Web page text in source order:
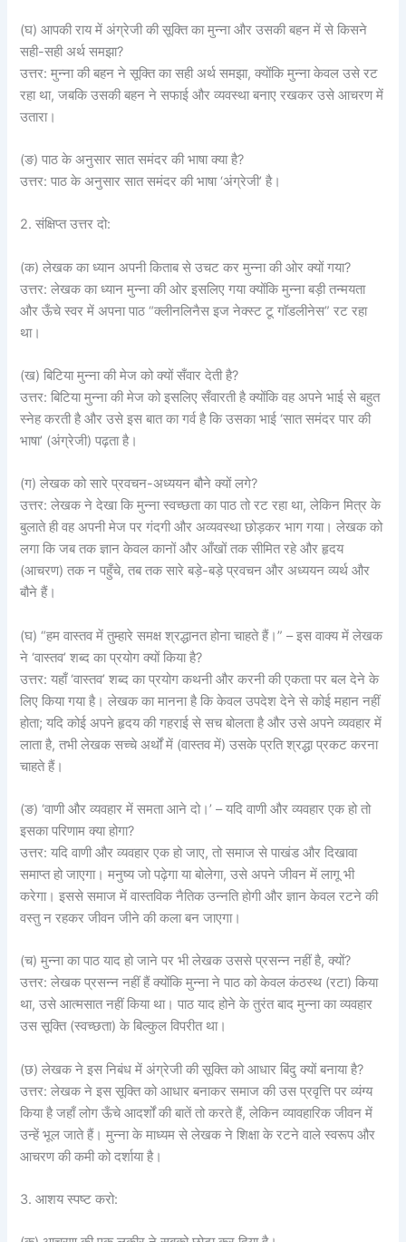
(घ) आपकी राय में अंग्रेजी की सूक्ति का मुन्ना और उसकी बहन में से किसने
सही-सही अर्थ समझा?
उत्तर: मुन्ना की बहन ने सूक्ति का सही अर्थ समझा, क्योंकि मुन्ना केवल उसे रट
रहा था, जबकि उसकी बहन ने सफाई और व्यवस्था बनाए रखकर उसे आचरण में
उतारा।
(ङ) पाठ के अनुसार सात समंदर की भाषा क्या है?
उत्तर: पाठ के अनुसार सात समंदर की भाषा ‘अंग्रेजी’ है।
2. संक्षिप्त उत्तर दो:
(क) लेखक का ध्यान अपनी किताब से उचट कर मुन्ना की ओर क्यों गया?
उत्तर: लेखक का ध्यान मुन्ना की ओर इसलिए गया क्योंकि मुन्ना बड़ी तन्मयता
और ऊँचे स्वर में अपना पाठ “क्लीनलिनैस इज नेक्स्ट टू गॉडलीनेस” रट रहा
था।
(ख) बिटिया मुन्ना की मेज को क्यों सँवार देती है?
उत्तर: बिटिया मुन्ना की मेज को इसलिए सँवारती है क्योंकि वह अपने भाई से बहुत
स्नेह करती है और उसे इस बात का गर्व है कि उसका भाई ‘सात समंदर पार की
भाषा’ (अंग्रेजी) पढ़ता है।
(ग) लेखक को सारे प्रवचन-अध्ययन बौने क्यों लगे?
उत्तर: लेखक ने देखा कि मुन्ना स्वच्छता का पाठ तो रट रहा था, लेकिन मित्र के
बुलाते ही वह अपनी मेज पर गंदगी और अव्यवस्था छोड़कर भाग गया। लेखक को
लगा कि जब तक ज्ञान केवल कानों और आँखों तक सीमित रहे और हृदय
(आचरण) तक न पहुँचे, तब तक सारे बड़े-बड़े प्रवचन और अध्ययन व्यर्थ और
बौने हैं।
(घ) “हम वास्तव में तुम्हारे समक्ष श्रद्धानत होना चाहते हैं।” – इस वाक्य में लेखक
ने ‘वास्तव’ शब्द का प्रयोग क्यों किया है?
उत्तर: यहाँ ‘वास्तव’ शब्द का प्रयोग कथनी और करनी की एकता पर बल देने के
लिए किया गया है। लेखक का मानना है कि केवल उपदेश देने से कोई महान नहीं
होता; यदि कोई अपने हृदय की गहराई से सच बोलता है और उसे अपने व्यवहार में
लाता है, तभी लेखक सच्चे अर्थों में (वास्तव में) उसके प्रति श्रद्धा प्रकट करना
चाहते हैं।
(ङ) ‘वाणी और व्यवहार में समता आने दो।’ – यदि वाणी और व्यवहार एक हो तो
इसका परिणाम क्या होगा?
उत्तर: यदि वाणी और व्यवहार एक हो जाए, तो समाज से पाखंड और दिखावा
समाप्त हो जाएगा। मनुष्य जो पढ़ेगा या बोलेगा, उसे अपने जीवन में लागू भी
करेगा। इससे समाज में वास्तविक नैतिक उन्नति होगी और ज्ञान केवल रटने की
वस्तु न रहकर जीवन जीने की कला बन जाएगा।
(च) मुन्ना का पाठ याद हो जाने पर भी लेखक उससे प्रसन्न नहीं है, क्यों?
उत्तर: लेखक प्रसन्न नहीं हैं क्योंकि मुन्ना ने पाठ को केवल कंठस्थ (रटा) किया
था, उसे आत्मसात नहीं किया था। पाठ याद होने के तुरंत बाद मुन्ना का व्यवहार
उस सूक्ति (स्वच्छता) के बिल्कुल विपरीत था।
(छ) लेखक ने इस निबंध में अंग्रेजी की सूक्ति को आधार बिंदु क्यों बनाया है?
उत्तर: लेखक ने इस सूक्ति को आधार बनाकर समाज की उस प्रवृत्ति पर व्यंग्य
किया है जहाँ लोग ऊँचे आदर्शों की बातें तो करते हैं, लेकिन व्यावहारिक जीवन में
उन्हें भूल जाते हैं। मुन्ना के माध्यम से लेखक ने शिक्षा के रटने वाले स्वरूप और
आचरण की कमी को दर्शाया है।
3. आशय स्पष्ट करो: